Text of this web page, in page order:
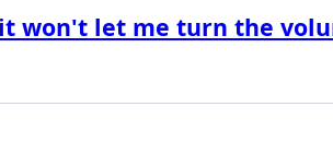
won't let me turn the